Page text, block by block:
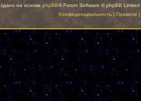
на основе phpBB® Forum Software © phpBB Limited
Конфиденциальность| Правила|